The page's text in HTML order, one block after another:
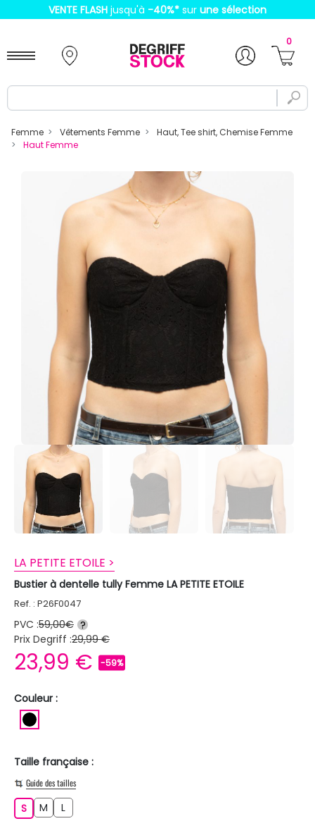
VENTE FLASH jusqu'à -40%* sur une sélection
0
Femme Vêtements Femme
Haut, Tee shirt, Chemise Femme
Haut Femme
LA PETITE ETOILE >
Bustier à dentelle tully Femme LA PETITE ETOILE
Ref. : P26F0047
PVC :59,00€ ?
Prix Degriff :29,99 €
23,99 € -59%
Couleur :
Taille française :
Guide des tailles
SS M L